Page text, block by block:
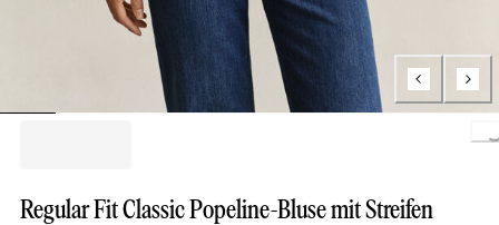
Regular Fit Classic Popeline-Bluse mit Streifen